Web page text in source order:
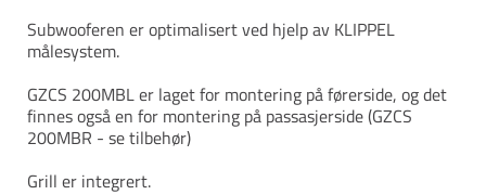
Subwooferen er optimalisert ved hjelp av KLIPPEL
målesystem.
GZCS 200MBL er laget for montering på førerside, og det
finnes også en for montering på passasjerside (GZCS
200MBR - se tilbehør)
Grill er integrert.